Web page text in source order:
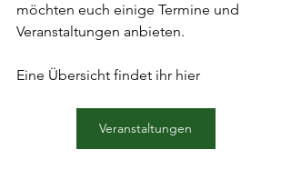
möchten euch einige Termine und
Veranstaltungen anbieten.
Eine Übersicht findet ihr hier
Veranstaltungen